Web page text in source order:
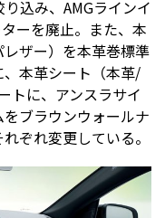
込み、AMGラインイ
ーを廃止。また、本
ザー）を本革巻標準
本革シート（本革/
トに、アンスラサイ
ブラウンウォールナ
ぞれ変更している。